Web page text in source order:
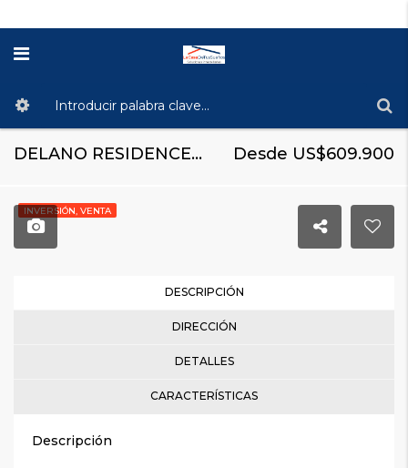
DELANO RESIDENCES & HOTEL MIAMI. La sofisticación icónica llega al Downtown de Miami Desde US$609.900
INVERSIÓN, VENTA
DESCRIPCIÓN
DIRECCIÓN
DETALLES
CARACTERÍSTICAS
Descripción